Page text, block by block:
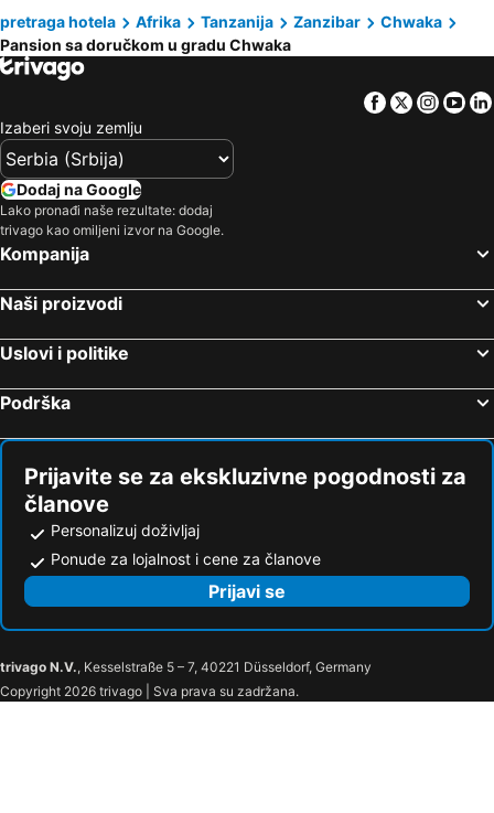
pretraga hotela Afrika Tanzanija Zanzibar
Chwaka
Pansion sa doručkom u gradu Chwaka
Facebook
Twitter
Izaberi svoju zemlju
Dodaj na Google
Lako pronađi naše rezultate: dodaj
trivago kao omiljeni izvor na Google.
Kompanija
Naši proizvodi
Uslovi i politike
Podrška
Prijavite se za ekskluzivne pogodnosti za
članove
Personalizuj doživljaj
Ponude za lojalnost i cene za članove
Prijavi se
trivago N.V., Kesselstraße 5 – 7, 40221 Düsseldorf, Germany
Copyright 2026 trivago | Sva prava su zadržana.